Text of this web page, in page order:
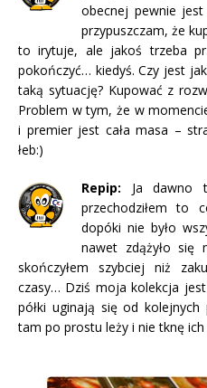
obecnej pewnie
przypuszczam, że
to irytuje, ale jakoś trzeba
pokończyć… kiedyś. Czy jest
taką sytuację? Kupować z
Problem w tym, że w
i premier jest cała masa –
łeb:)
Repip: Ja dawno
przechodziłem to
dopóki nie było
nawet zdążyło się
skończyłem szybciej niż
czasy… Dziś moja kolekcja
półki uginają się od
tam po prostu leży i nie tknę